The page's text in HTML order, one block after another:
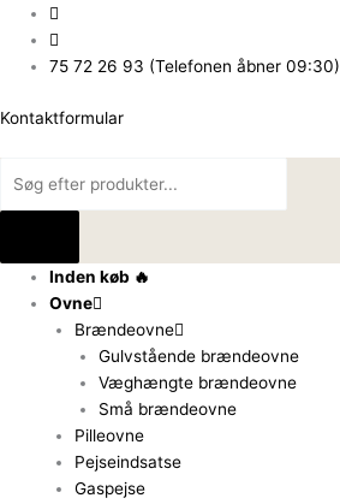
indholdet75 72 26 93 (Telefonen åbner 09:30)
Kontaktformular
Products
search
Inden køb 🔥
Ovne
Brændeovne
Gulvstående brændeovne
Væghængte brændeovne
Små brændeovne
Pilleovne
Pejseindsatse
Gaspejse
Products
search